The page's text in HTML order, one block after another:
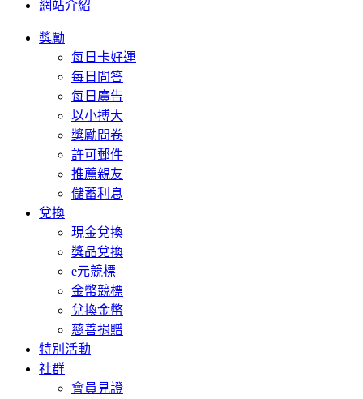
網站介紹
獎勵
每日卡好運
每日問答
每日廣告
以小搏大
獎勵問卷
許可郵件
推薦親友
儲蓄利息
兌換
現金兌換
獎品兌換
e元競標
金幣競標
兌換金幣
慈善捐贈
特別活動
社群
會員見證